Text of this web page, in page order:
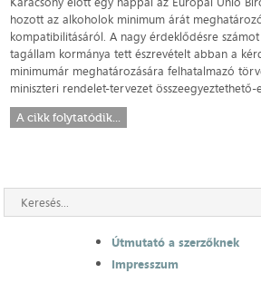
hozott az alkoholok minimum árát
kompatibilitásáról. A nagy érdeklődésre
tagállam kormánya tett észrevételt abban a
minimumár meghatározására felhatalmazó
miniszteri rendelet-tervezet
A cikk folytatódik...
Útmutató a szerzőknek
Impresszum